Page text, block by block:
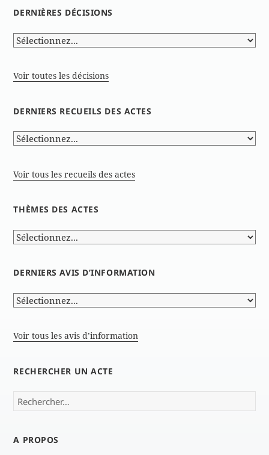
DERNIÈRES DÉCISIONS
Voir toutes les décisions
DERNIERS RECUEILS DES ACTES
Voir tous les recueils des actes
THÈMES DES ACTES
DERNIERS AVIS D’INFORMATION
Voir tous les avis d’information
RECHERCHER UN ACTE
Rechercher :
A PROPOS